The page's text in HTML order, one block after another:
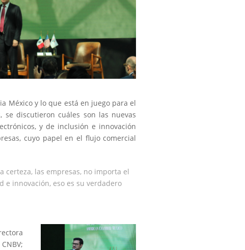
México y lo que está en juego para el
se discutieron cuáles son las nuevas
y de inclusión e innovación
cuyo papel en el flujo comercial
certeza, las empresas, no importa el
innovación, eso es su verdadero